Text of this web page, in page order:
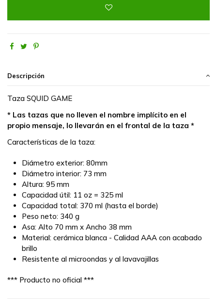
Descripción
Taza SQUID GAME
* Las tazas que no lleven el nombre implícito en el
propio mensaje, lo llevarán en el frontal de la taza *
Características de la taza:
Diámetro exterior: 80mm
Diámetro interior: 73 mm
Altura: 95 mm
Capacidad útil: 11 oz = 325 ml
Capacidad total: 370 ml (hasta el borde)
Peso neto: 340 g
Asa: Alto 70 mm x Ancho 38 mm
Material: cerámica blanca - Calidad AAA con acabado
brillo
Resistente al microondas y al lavavajillas
*** Producto no oficial ***